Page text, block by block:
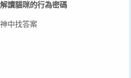
讀貓咪的行為密碼
中找答案